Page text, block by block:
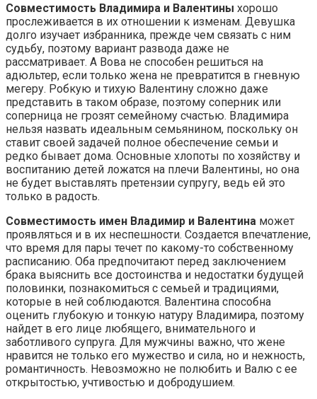
Совместимость Владимира и Валентины хорошо
прослеживается в их отношении к изменам. Девушка
долго изучает избранника, прежде чем связать с ним
судьбу, поэтому вариант развода даже не
рассматривает. А Вова не способен решиться на
адюльтер, если только жена не превратится в гневную
мегеру. Робкую и тихую Валентину сложно даже
представить в таком образе, поэтому соперник или
соперница не грозят семейному счастью. Владимира
нельзя назвать идеальным семьянином, поскольку он
ставит своей задачей полное обеспечение семьи и
редко бывает дома. Основные хлопоты по хозяйству и
воспитанию детей ложатся на плечи Валентины, но она
не будет выставлять претензии супругу, ведь ей это
только в радость.
Совместимость имен Владимир и Валентина может
проявляться и в их неспешности. Создается впечатление,
что время для пары течет по какому-то собственному
расписанию. Оба предпочитают перед заключением
брака выяснить все достоинства и недостатки будущей
половинки, познакомиться с семьей и традициями,
которые в ней соблюдаются. Валентина способна
оценить глубокую и тонкую натуру Владимира, поэтому
найдет в его лице любящего, внимательного и
заботливого супруга. Для мужчины важно, что жене
нравится не только его мужество и сила, но и нежность,
романтичность. Невозможно не полюбить и Валю с ее
открытостью, учтивостью и добродушием.